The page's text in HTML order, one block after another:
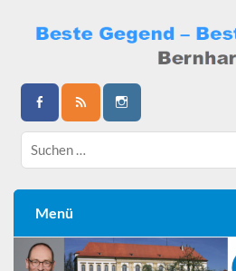
content
Bernhard Seidenath
Menü